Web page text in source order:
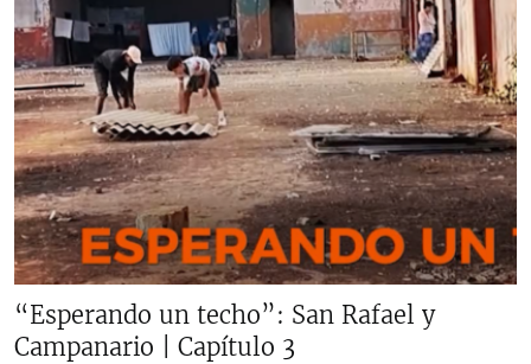
“Esperando un techo”: San Rafael y
Campanario | Capítulo 3